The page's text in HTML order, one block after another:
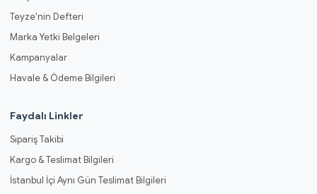
Teyze'nin Defteri
Marka Yetki Belgeleri
Kampanyalar
Havale & Ödeme Bilgileri
Faydalı Linkler
Sipariş Takibi
Kargo & Teslimat Bilgileri
İstanbul İçi Aynı Gün Teslimat Bilgileri